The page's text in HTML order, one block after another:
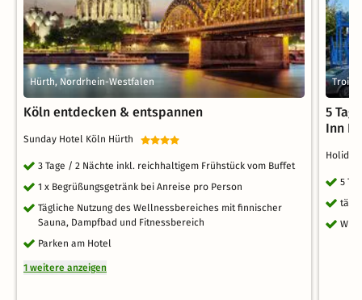
Hürth, Nordrhein-Westfalen
Köln entdecken & entspannen
Sunday Hotel Köln Hürth
3 Tage / 2 Nächte inkl. reichhaltigem Frühstück vom Buffet
1 x Begrüßungsgetränk bei Anreise pro Person
Tägliche Nutzung des Wellnessbereiches mit finnischer
Sauna, Dampfbad und Fitnessbereich
Parken am Hotel
1 weitere anzeigen
5
Inn
5